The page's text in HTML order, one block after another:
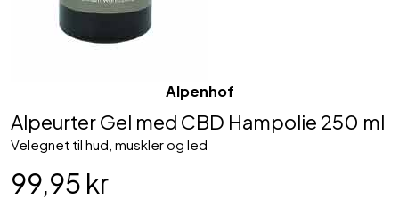
Alpenhof
Alpeurter Gel med CBD Hampolie 250 ml
Velegnet til hud, muskler og led
99,95 kr